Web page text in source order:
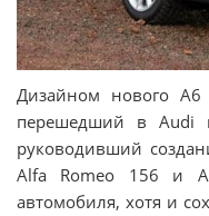
Дизайном нового А6
перешедший в
руководивший
Alfa Romeo 156 и
автомобиля, хотя и